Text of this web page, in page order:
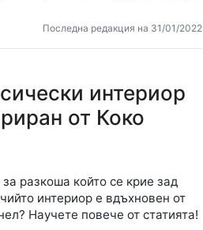
Последна редакция на 31/01/2022
интериор
от Коко
разкоша който се крие зад
интериор е вдъхновен от
Научете повече от статията!